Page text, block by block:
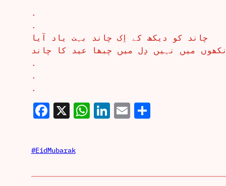
.
.
چاند کو دیکھ کے اِک چاند بہت یاد آیا
میں نہیں دِل میں چبھا عید کا چاند
.
.
.
Facebook
X WhatsApp
LinkedIn
EmailShare
#EidMubarak